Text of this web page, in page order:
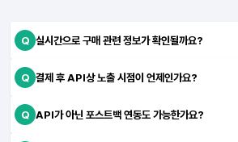
Q 실시간으로 구매 관련 정보가 확인될까요?
Q 결제 후 API상 노출 시점이 언제인가요?
Q API가 아닌 포스트백 연동도 가능한가요?